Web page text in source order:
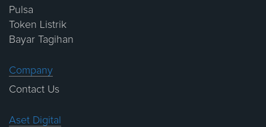
Pulsa
Token Listrik
Bayar Tagihan
Company
Contact Us
Aset Digital